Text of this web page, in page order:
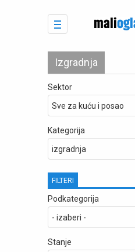
Izgradnja
Sektor
Kategorija
FILTERI
Podkategorija
Stanje